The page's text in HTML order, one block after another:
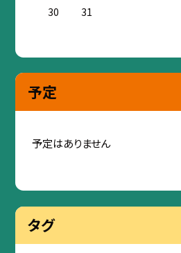
30
31
予定
予定はありません
タグ